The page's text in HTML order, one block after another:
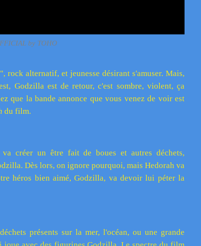
by TOHO
alternatif, et jeunesse désirant s'amuser. Mais,
Godzilla est de retour, c'est sombre, violent, ça
que la bande annonce que vous venez de voir est
du film.
créer un être fait de boues et autres déchets,
Dès lors, on ignore pourquoi, mais Hedorah va
héros bien aimé, Godzilla, va devoir lui péter la
présents sur la mer, l'océan, ou une grande